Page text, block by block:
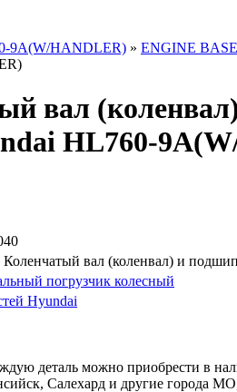
9A(W/HANDLER) » ENGINE BASE
вал
HL760-
вал (коленвал) и
погрузчик колесный
Hyundai
деталь можно приобрести в
Салехард и другие